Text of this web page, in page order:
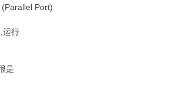
Port)
运行
是